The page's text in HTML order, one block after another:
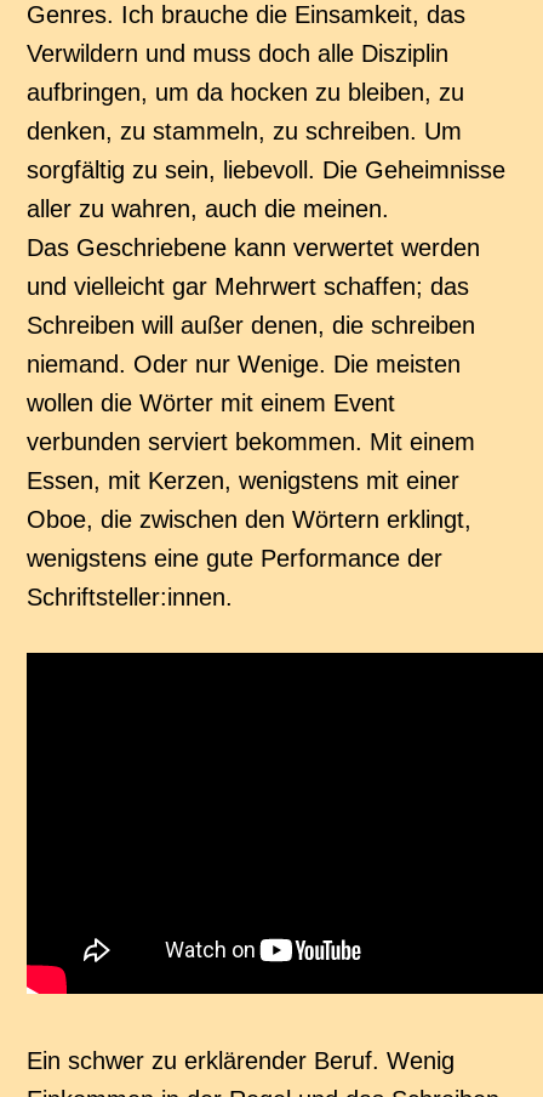
Genres. Ich brauche die Einsamkeit, das
Verwildern und muss doch alle Disziplin
aufbringen, um da hocken zu bleiben, zu
denken, zu stammeln, zu schreiben. Um
sorgfältig zu sein, liebevoll. Die Geheimnisse
aller zu wahren, auch die meinen.
Das Geschriebene kann verwertet werden
und vielleicht gar Mehrwert schaffen; das
Schreiben will außer denen, die schreiben
niemand. Oder nur Wenige. Die meisten
wollen die Wörter mit einem Event
verbunden serviert bekommen. Mit einem
Essen, mit Kerzen, wenigstens mit einer
Oboe, die zwischen den Wörtern erklingt,
wenigstens eine gute Performance der
Schriftsteller:innen.
Ein schwer zu erklärender Beruf. Wenig